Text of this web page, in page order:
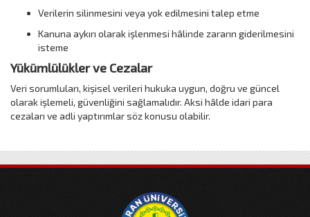
Verilerin silinmesini veya yok edilmesini talep etme
Kanuna aykırı olarak işlenmesi hâlinde zararın giderilmesini
isteme
Yükümlülükler ve Cezalar
Veri sorumluları, kişisel verileri hukuka uygun, doğru ve güncel
olarak işlemeli, güvenliğini sağlamalıdır. Aksi hâlde idari para
cezaları ve adli yaptırımlar söz konusu olabilir.